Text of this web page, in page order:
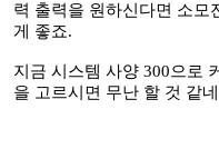
력 출력을 원하신다면 소모
게 좋죠.
지금 시스템 사양 300으로
을 고르시면 무난 할 것 같